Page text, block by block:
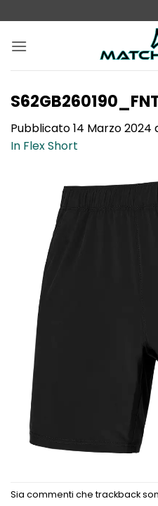
ai
contenuti
Pubblicato14 Marzo 2024
In Flex Short
Sia commenti che trackback